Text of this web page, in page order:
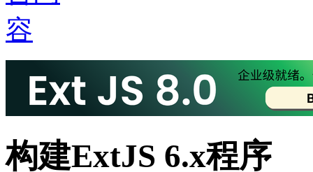
构建ExtJS 6.x程序